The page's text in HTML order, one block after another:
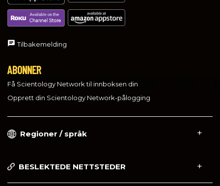
Tilbakemelding
ABONNER
Få Scientology Network til innboksen din
Opprett din Scientology Network-pålogging
Regioner / språk
BESLEKTEDE NETTSTEDER